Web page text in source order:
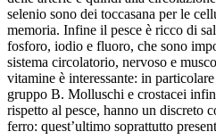
selenio sono dei toccasana per le
memoria. Infine il pesce è ricco di
fosforo, iodio e fluoro, che sono
sistema circolatorio, nervoso e
vitamine è interessante: in
gruppo B. Molluschi e crostacei
rispetto al pesce, hanno un discreto
ferro: quest’ultimo soprattutto